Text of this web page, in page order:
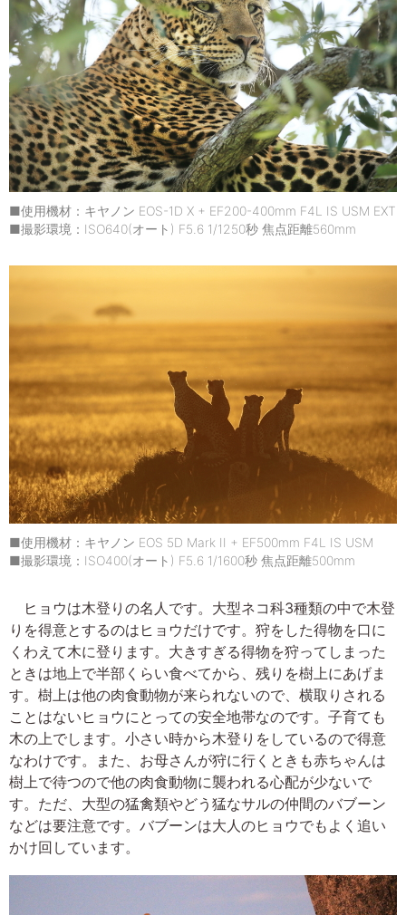
■使用機材：キヤノン EOS-1D X + EF200-400mm F4L IS USM EXT
■撮影環境：ISO640(オート) F5.6 1/1250秒 焦点距離560mm
■使用機材：キヤノン EOS 5D Mark II + EF500mm F4L IS USM
■撮影環境：ISO400(オート) F5.6 1/1600秒 焦点距離500mm
ヒョウは木登りの名人です。大型ネコ科3種類の中で木登
りを得意とするのはヒョウだけです。狩をした得物を口に
くわえて木に登ります。大きすぎる得物を狩ってしまった
ときは地上で半部くらい食べてから、残りを樹上にあげま
す。樹上は他の肉食動物が来られないので、横取りされる
ことはないヒョウにとっての安全地帯なのです。子育ても
木の上でします。小さい時から木登りをしているので得意
なわけです。また、お母さんが狩に行くときも赤ちゃんは
樹上で待つので他の肉食動物に襲われる心配が少ないで
す。ただ、大型の猛禽類やどう猛なサルの仲間のバブーン
などは要注意です。バブーンは大人のヒョウでもよく追い
かけ回しています。